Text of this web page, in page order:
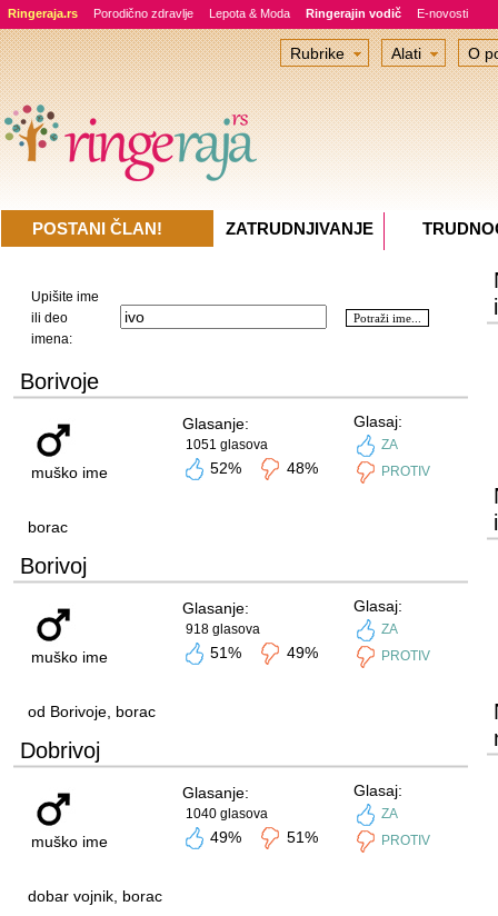
Ringeraja.rs Porodično zdravlje Lepota & Moda Ringerajin vodič E-novosti
Upišite ime
ili deo
imena:
Borivoje
muško ime
Glasanje:
1051 glasova
52% 48%
Glasaj:
ZA
PROTIV
borac
Borivoj
muško ime
Glasanje:
918 glasova
51% 49%
Glasaj:
ZA
PROTIV
od Borivoje, borac
Dobrivoj
muško ime
Glasanje:
1040 glasova
49% 51%
Glasaj:
ZA
PROTIV
dobar vojnik, borac
Rubrike Alati O
POSTANI ČLAN! ZATRUDNJIVANJE